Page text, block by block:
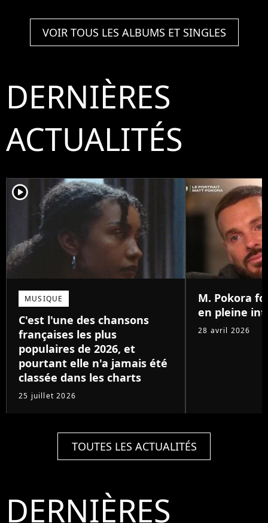
VOIR TOUS LES ALBUMS ET SINGLES
DERNIÈRES
ACTUALITÉS
player2
MUSIQUE
C'est l'une des chansons
françaises les plus
populaires de 2026, et
pourtant elle n'a jamais été
classée dans les charts
25 juillet 2026
M. Pokora
en pleine
28 avril 2026
TOUTES LES ACTUALITÉS
DERNIÈRES